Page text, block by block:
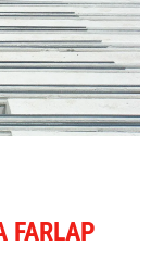
FARLAP